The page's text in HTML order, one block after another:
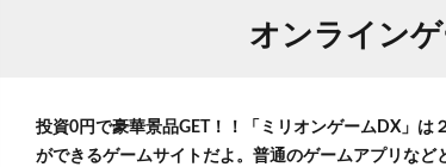
オンライン
投資0円で豪華景品GET！！「ミリオンゲームDX」は
ができるゲームサイトだよ。普通のゲームアプリなど